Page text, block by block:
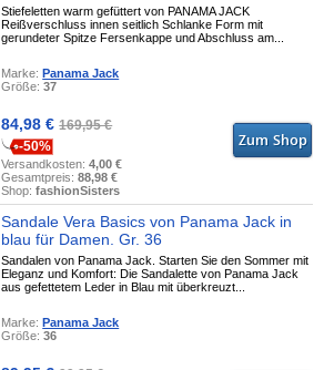
Stiefeletten warm gefüttert von PANAMA JACK
Reißverschluss innen seitlich Schlanke Form mit
gerundeter Spitze Fersenkappe und Abschluss am...
Marke:Panama Jack
Größe:37
84,98 €169,95 €
-50%
Versandkosten:4,00 €
Gesamtpreis:88,98 €
Shop:fashionSisters
Sandale Vera Basics von Panama Jack in
blau für Damen. Gr. 36
Sandalen von Panama Jack. Starten Sie den Sommer mit
Eleganz und Komfort: Die Sandalette von Panama Jack
aus gefettetem Leder in Blau mit überkreuzt...
Marke:Panama Jack
Größe:36